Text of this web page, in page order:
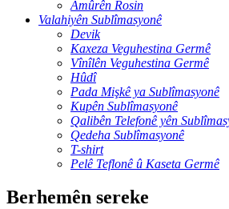
Amûrên Rosin
Valahiyên Sublîmasyonê
Devik
Kaxeza Veguhestina Germê
Vînîlên Veguhestina Germê
Hûdî
Pada Mişkê ya Sublîmasyonê
Kupên Sublîmasyonê
Qalibên Telefonê yên
Qedeha Sublîmasyonê
T-shirt
Pelê Teflonê û Kaseta Germê
Berhemên sereke